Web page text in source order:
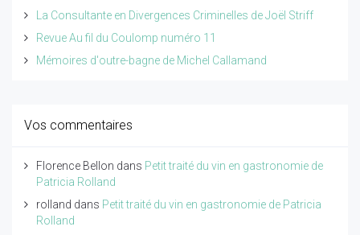
La Consultante en Divergences Criminelles de Joël Striff
Revue Au fil du Coulomp numéro 11
Mémoires d'outre-bagne de Michel Callamand
Vos commentaires
Florence Bellon dans Petit traité du vin en gastronomie de
Patricia Rolland
rolland dans Petit traité du vin en gastronomie de Patricia
Rolland